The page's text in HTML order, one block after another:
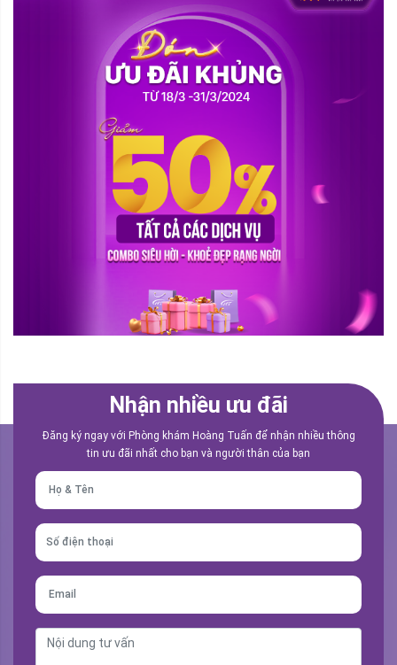
Nhận nhiều ưu đãi
Đăng ký ngay với Phòng khám Hoàng Tuấn để nhận nhiều thông
tin ưu đãi nhất cho bạn và người thân của bạn